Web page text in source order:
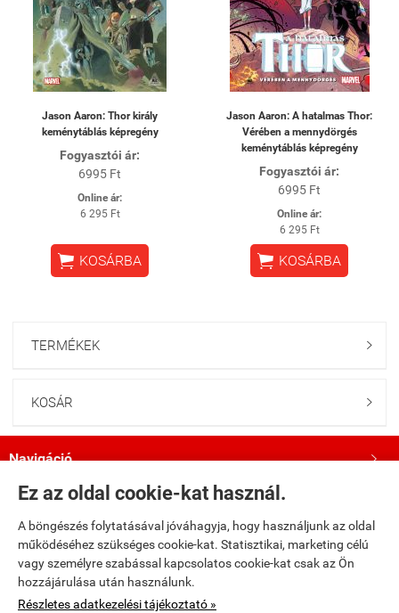
Ez az oldal cookie-kat használ.
A böngészés folytatásával jóváhagyja, hogy használjunk az oldal
működéséhez szükséges cookie-kat. Statisztikai, marketing célú
vagy személyre szabással kapcsolatos cookie-kat csak az Ön
hozzájárulása után használunk.
Részletes adatkezelési tájékoztató »
Jason Aaron: Thor király
keménytáblás képregény
Fogyasztói ár:
6995 Ft
Online ár:
6 295 Ft
 KOSÁRBA
Jason Aaron: A hatalmas Thor:
Vérében a mennydörgés
keménytáblás képregény
Fogyasztói ár:
6995 Ft
Online ár:
6 295 Ft
 KOSÁRBA
TERMÉKEK 
KOSÁR 
Navigáció 
Saját fiók
Bemutatkozás
Kövess minket a Facebookon!